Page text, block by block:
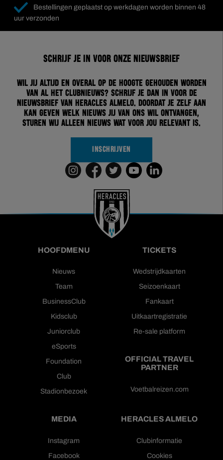
Bestellingen geplaatst op werkdagen worden binnen 48
uur verzonden
Schrijf je in voor onze nieuwsbrief
Wil jij altijd en overal op de hoogte gehouden worden
van al het clubnieuws? Schrijf je dan in voor de
nieuwsbrief van Heracles Almelo. Doordat je zelf aan
kan geven welk nieuws jij van ons wil ontvangen,
sturen wij alleen nieuws wat voor jou relevant is.
INSCHRIJVEN
HOOFDMENU
Nieuws
Team
BusinessClub
Kidsclub
Juniorclub
eSports
Foundation
Club
Stadionbezoek
TICKETS
Wedstrijdkaarten
Seizoenkaart
Fankaart
Uitkaartregistratie
Re-sale platform
OFFICIAL TRAVEL
PARTNER
Voetbalreizen.com
MEDIA
Instagram
Facebook
HERACLES ALMELO
Clubinformatie
Cookies